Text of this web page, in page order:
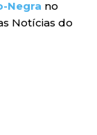
Negra no
Notícias do